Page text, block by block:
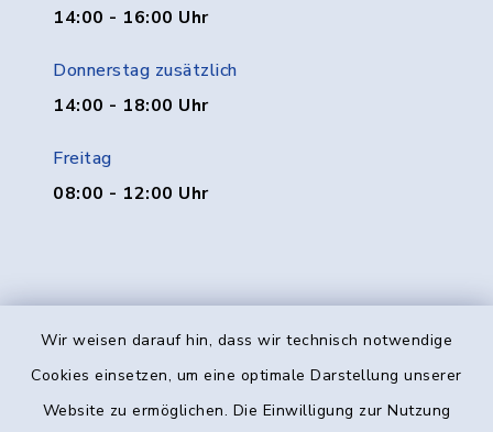
Wir weisen darauf hin, dass wir technisch notwendige
Cookies einsetzen, um eine optimale Darstellung unserer
Website zu ermöglichen. Die Einwilligung zur Nutzung
14:00 - 16:00 Uhr
Donnerstag zusätzlich
14:00 - 18:00 Uhr
Freitag
08:00 - 12:00 Uhr
Kontakt